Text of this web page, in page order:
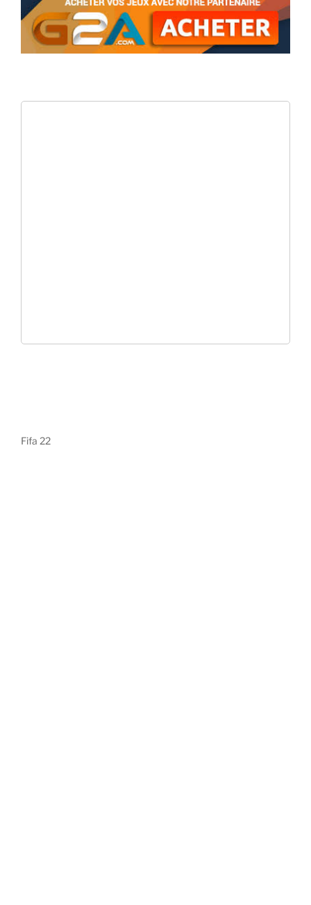
Fifa 22